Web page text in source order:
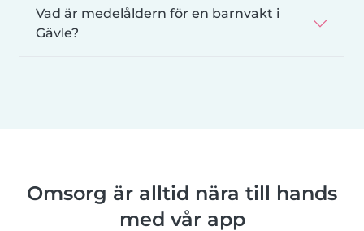
Vad är medelåldern för en barnvakt i
Gävle?
Omsorg är alltid nära till hands
med vår app